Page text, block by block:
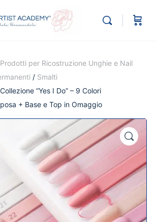
Prodotti per Ricostruzione Unghie e Nail
/ Smalti
“Yes I Do” – 9 Colori
+ Base e Top in Omaggio
🔍